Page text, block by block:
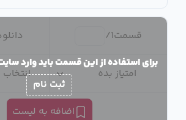
قسمت1
/
امتیاز بده
اضافه به لیست
برای استفاده از این قسمت باید وارد
ثبت نام